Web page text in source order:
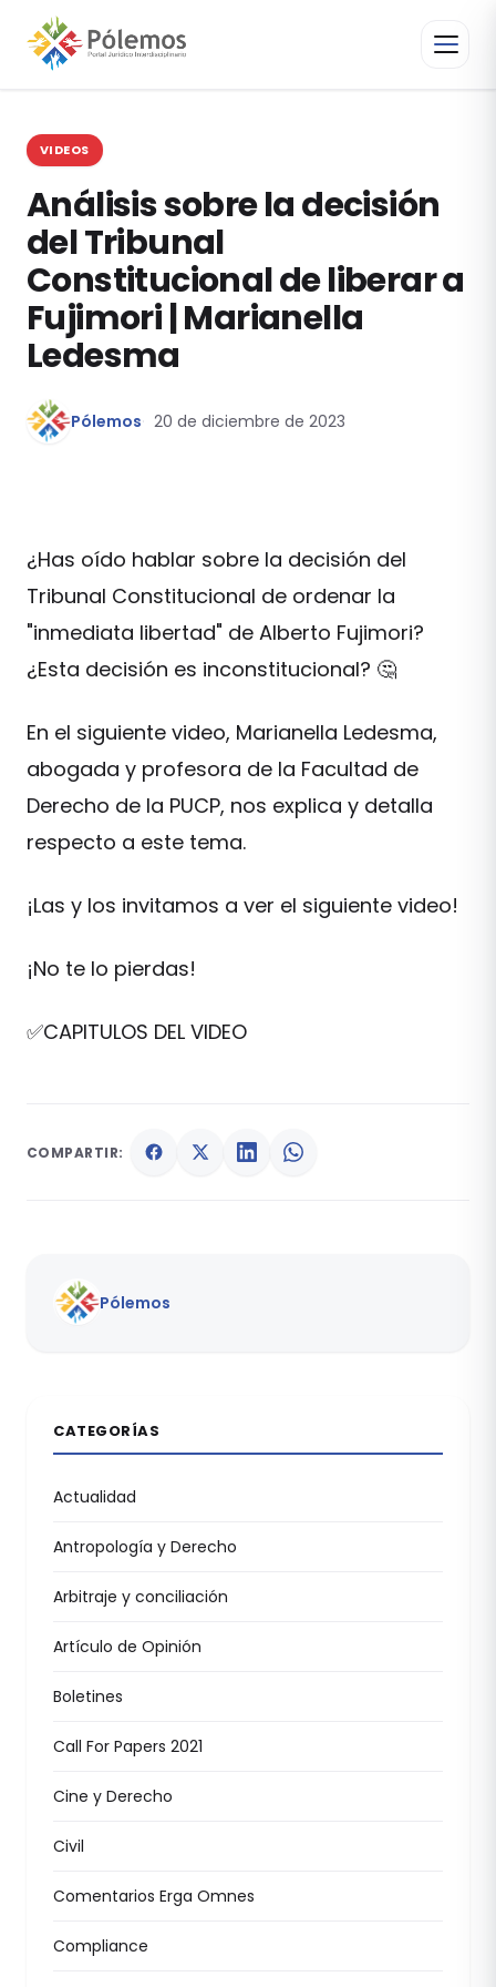
VIDEOS
Análisis sobre la decisión
del Tribunal
Constitucional de liberar a
Fujimori | Marianella
Ledesma
Pólemos 20 de diciembre de 2023
¿Has oído hablar sobre la decisión del
Tribunal Constitucional de ordenar la
"inmediata libertad" de Alberto Fujimori?
¿Esta decisión es inconstitucional? 🤔
En el siguiente video, Marianella Ledesma,
abogada y profesora de la Facultad de
Derecho de la PUCP, nos explica y detalla
respecto a este tema.
¡Las y los invitamos a ver el siguiente video!
¡No te lo pierdas!
✅CAPITULOS DEL VIDEO
COMPARTIR:
Pólemos
CATEGORÍAS
Actualidad
Antropología y Derecho
Arbitraje y conciliación
Artículo de Opinión
Boletines
Call For Papers 2021
Cine y Derecho
Civil
Comentarios Erga Omnes
Compliance